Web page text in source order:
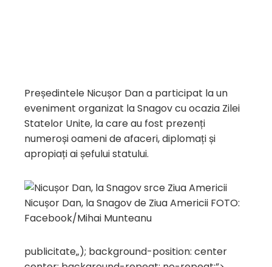
Președintele Nicușor Dan a participat la un
eveniment organizat la Snagov cu ocazia Zilei
Statelor Unite, la care au fost prezenți
numeroși oameni de afaceri, diplomați și
apropiați ai șefului statului.
Nicușor Dan, la Snagov de Ziua Americii FOTO:
Facebook/Mihai Munteanu
publicitate„); background-position: center